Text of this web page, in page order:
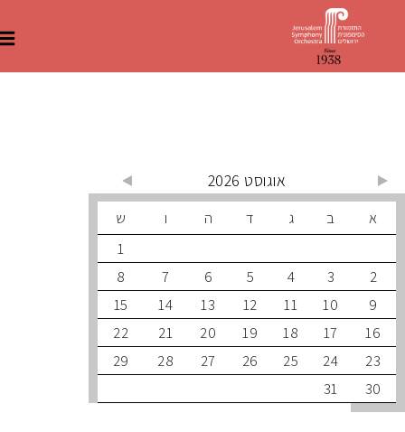
ב ד ה ו
ש
3
5
6
7
8
10
11
12
13
14
15
17
18
19
20
21
22
24
25
26
27
28
29
31